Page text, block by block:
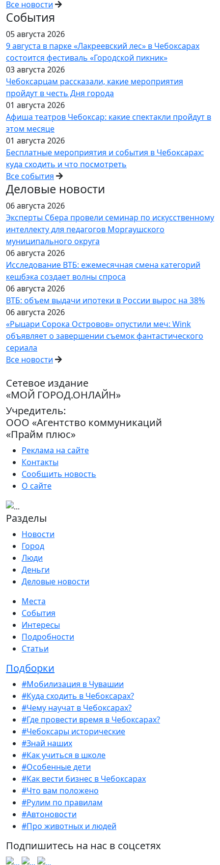
Все новости
События
05 августа 2026
9 августа в парке «Лакреевский лес» в Чебоксарах
состоится фестиваль «Городской пикник»
03 августа 2026
Чебоксарцам рассказали, какие мероприятия
пройдут в честь Дня города
01 августа 2026
Афиша театров Чебоксар: какие спектакли пройдут в
этом месяце
01 августа 2026
Бесплатные мероприятия и события в Чебоксарах:
куда сходить и что посмотреть
Все события
Деловые новости
06 августа 2026
Эксперты Сбера провели семинар по искусственному
интеллекту для педагогов Моргаушского
муниципального округа
06 августа 2026
Исследование ВТБ: ежемесячная смена категорий
кешбэка создает волны спроса
06 августа 2026
ВТБ: объем выдачи ипотеки в России вырос на 38%
06 августа 2026
«Рыцари Сорока Островов» опустили меч: Wink
объявляет о завершении съемок фантастического
сериала
Все новости
Сетевое издание
«МОЙ ГОРОД.ОНЛАЙН»
Учредитель:
ООО «Агентство коммуникаций
«Прайм плюс»
Реклама на сайте
Контакты
Сообщить новость
О сайте
Разделы
Новости
Город
Люди
Деньги
Деловые новости
Места
События
Интересы
Подробности
Статьи
Подборки
#Мобилизация в Чувашии
#Куда сходить в Чебоксарах?
#Чему научат в Чебоксарах?
#Где провести время в Чебоксарах?
#Чебоксары исторические
#Знай наших
#Как учиться в школе
#Особенные дети
#Как вести бизнес в Чебоксарах
#Что вам положено
#Рулим по правилам
#Автоновости
#Про животных и людей
Подпишитесь на нас в соцсетях